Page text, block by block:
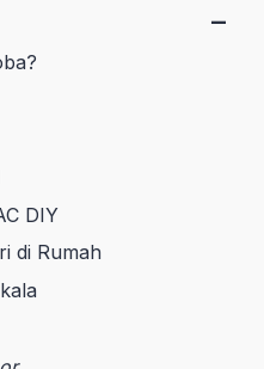
−
DIY
di Rumah